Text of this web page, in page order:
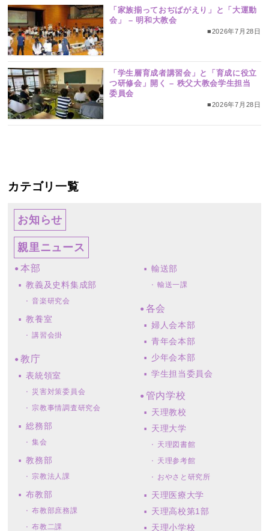
「家族揃っておぢばがえり」と「大運動
会」 – 明和大教会
■2026年7月28日
「学生層育成者講習会」と「育成に役立
つ研修会」開く – 秩父大教会学生担当
委員会
■2026年7月28日
カテゴリ一覧
お知らせ
親里ニュース
本部
教義及史料集成部
音楽研究会
教養室
講習会掛
教庁
表統領室
災害対策委員会
宗教事情調査研究会
総務部
集会
教務部
宗教法人課
布教部
布教部庶務課
布教二課
輸送部
輸送一課
各会
婦人会本部
青年会本部
少年会本部
学生担当委員会
管内学校
天理教校
天理大学
天理図書館
天理参考館
おやさと研究所
天理医療大学
天理高校第1部
天理小学校